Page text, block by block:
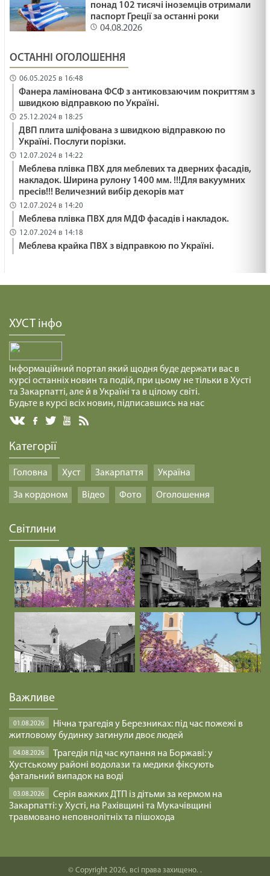
понад 102 тисячі іноземців отримали
паспорт Греції за останні роки
04.08.2026
ОСТАННІ ОГОЛОШЕННЯ
06.05.2025 в 16:48
Фанера ламінована ФСФ з антиковзаючим покриттям з
швидкою відправкою по Україні.
25.12.2024 в 18:25
ДВП плита шліфована з швидкою відправкою по
Україні. Послуги порізки.
12.07.2024 в 14:22
Меблева плівка ПВХ для меблевих та дверних фасадів,
накладок. Ширина рулону 1400 мм. !!!Для вакуумних
пресів!!! Величезний вибір декорів мат
12.07.2024 в 14:20
Меблева плівка ПВХ для МДФ фасадів і накладок.
12.07.2024 в 14:18
Меблева крайка ПВХ з відправкою по Україні.
ХУСТ інфо
Інформаційний портал який щодня буде держати вас в
курсі останніх новин та подій, при цьому не тільки в Хусті
та Закарпатті, але й в Україні та в цілому світі.
Будьте в курсі всіх новин, підписавшись на нас
Категорії
Головна Хуст Закарпаття Україна
За кордоном Відео Фото Оголошення
Світлини
Важливе
01.08.2026
Нічна трагедія у Березниках: під час пожежі в
житловому будинку загинули двоє людей
04.08.2026
Трагедія під час купання на Боржаві: у
Хустському районі водолази та медики фіксують
фатальний випадок на воді
03.08.2026
Серія важких ДТП із дітьми за кермом на
Закарпатті: у Хусті, на Рахівщині та Мукачівщині
травмовано неповнолітніх та пішохода
© Copyright 2026, всі права захищено. .